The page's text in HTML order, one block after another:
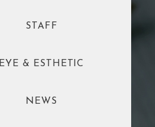
STAFF
EYE & ESTHETIC
NEWS